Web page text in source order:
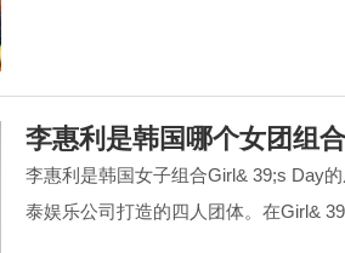
李惠利是韩国哪个女团组
李惠利是韩国女子组合Girl& 39;s Day
泰娱乐公司打造的四人团体。在Girl&